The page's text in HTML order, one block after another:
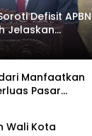
Defisit APBN
Jelaskan
Tercapai
Manfaatkan
Pasar
Primadona
Wali Kota